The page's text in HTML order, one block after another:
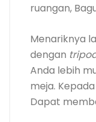
ruangan,
Menariknya
dengan
Anda lebih
meja.
Dapat